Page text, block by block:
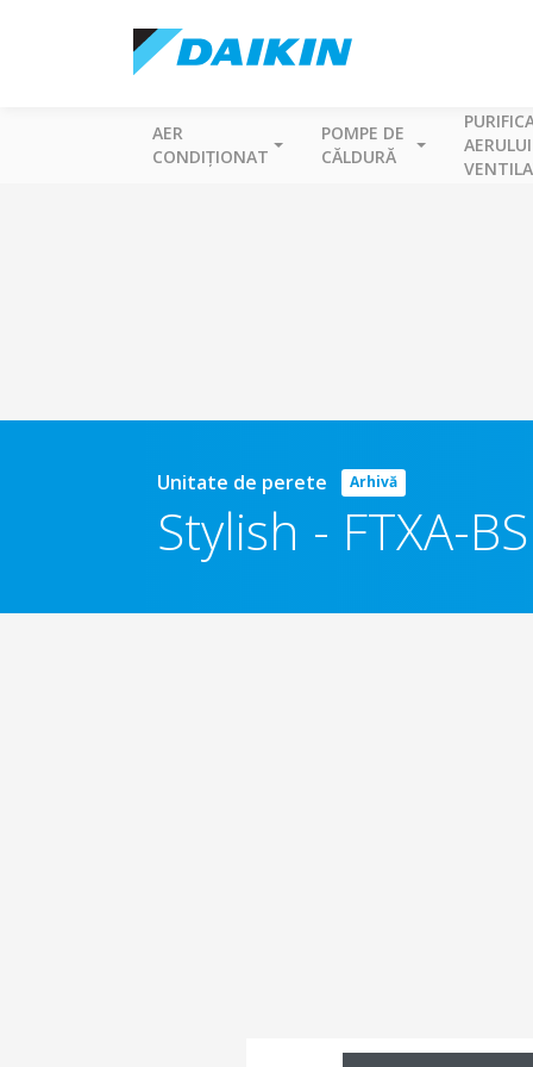
AER
CONDIȚIONAT
POMPE DE
CĂLDURĂ
Unitate de perete Arhivă
Stylish - FTXA-BS